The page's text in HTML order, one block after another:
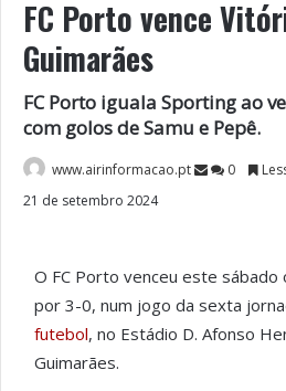
FC Porto vence
Guimarães
FC Porto iguala Sporting ao
com golos de Samu e Pepê.
www.airinformacao.pt 0
21 de setembro 2024
O FC Porto venceu este sábado
por 3-0, num jogo da sexta
futebol, no Estádio D. Afonso
Guimarães.